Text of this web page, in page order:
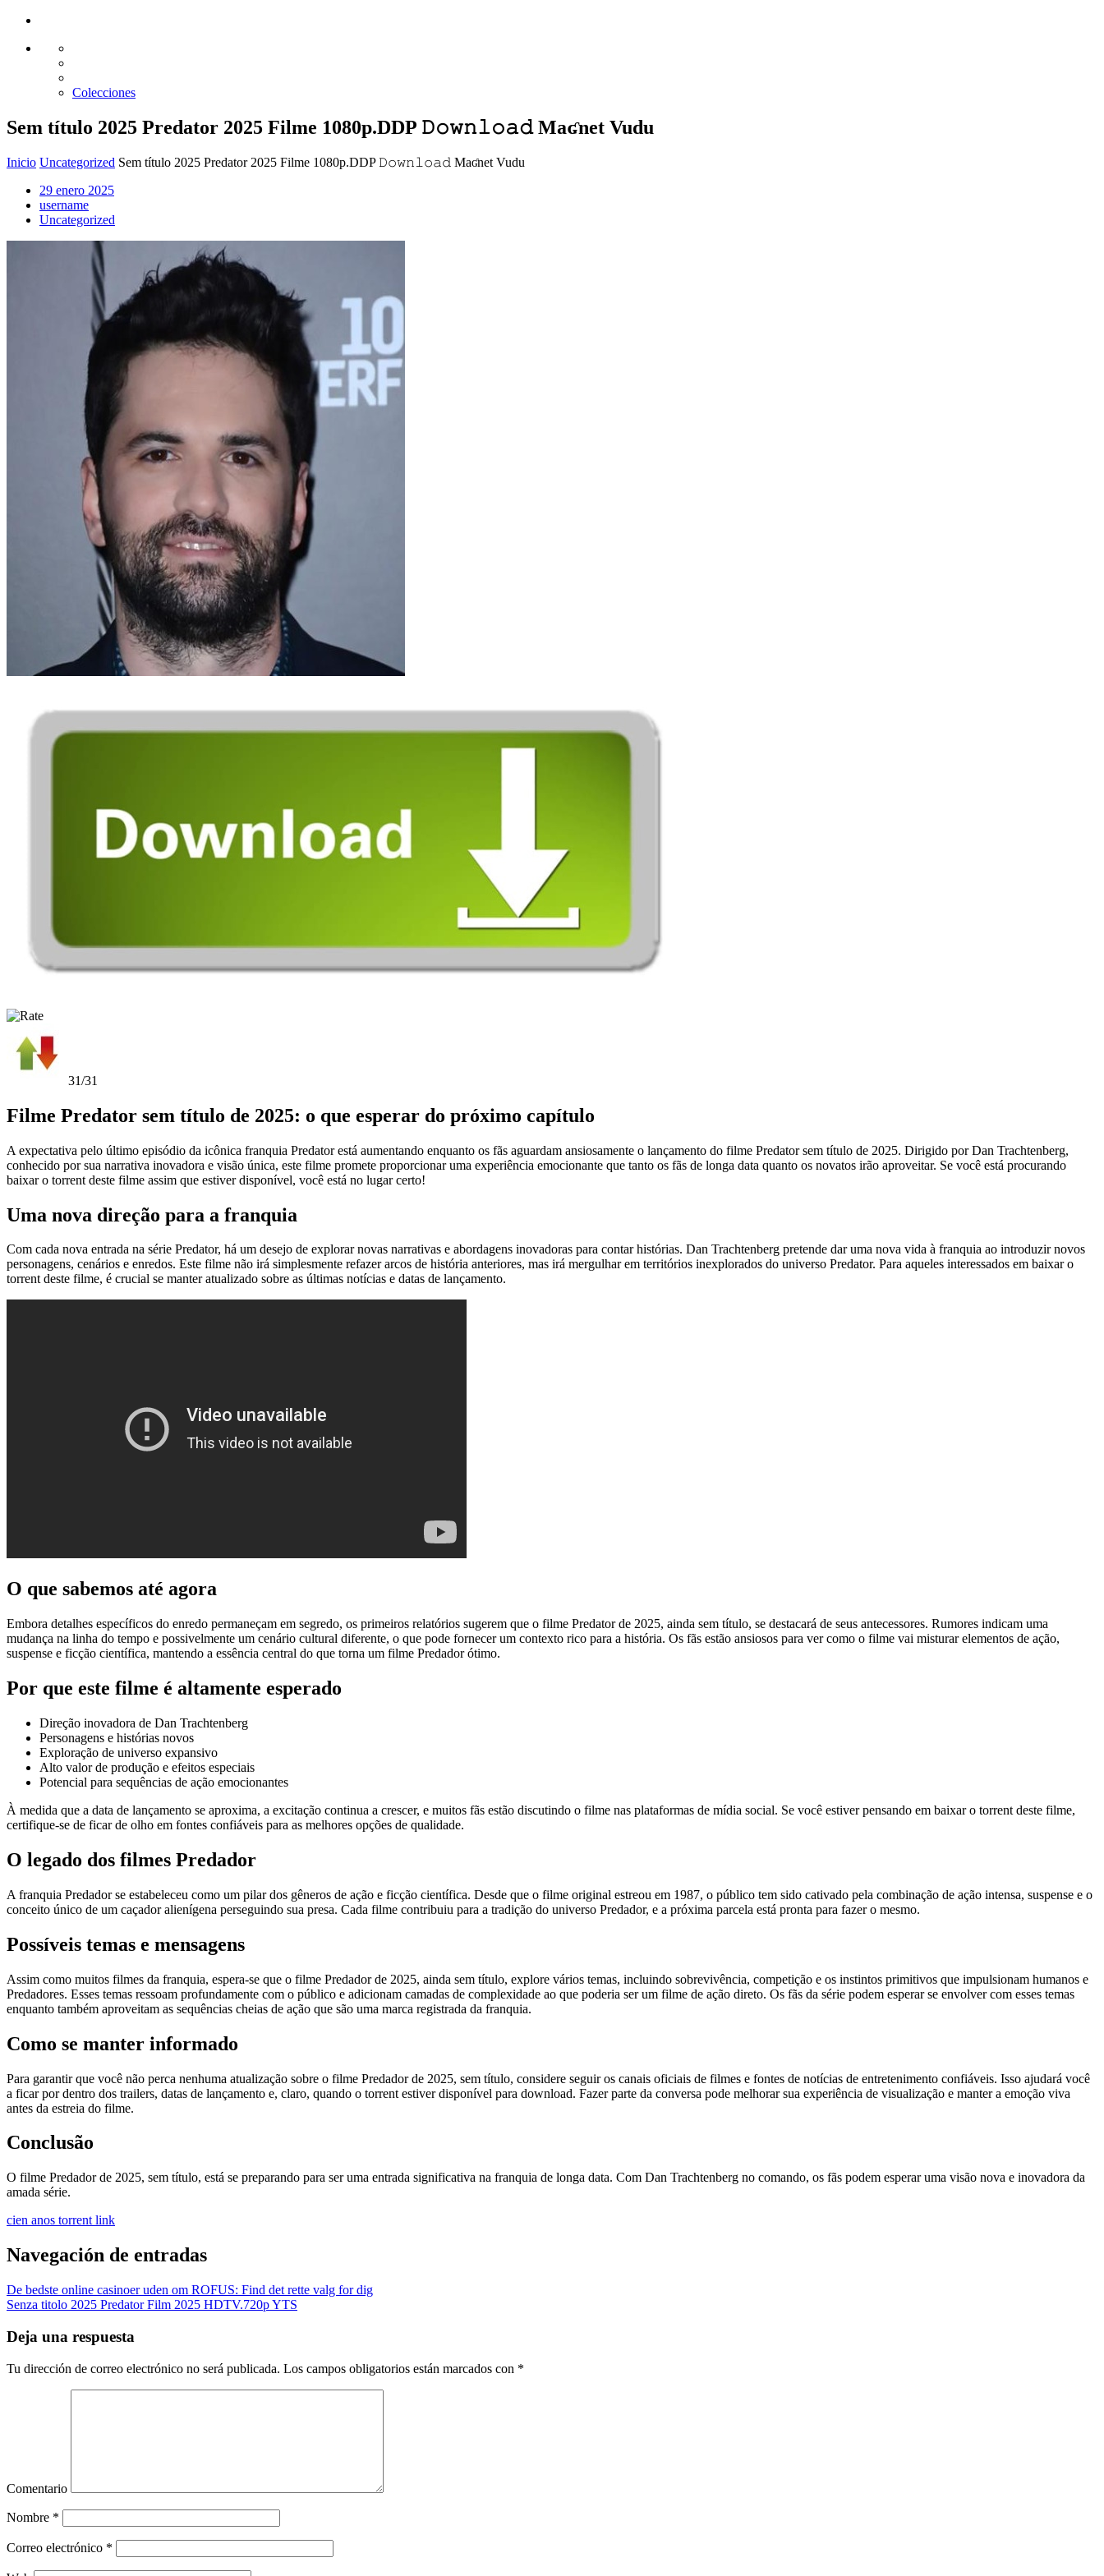
Colecciones
Sem título 2025 Predator 2025 Filme 1080p.DDP 𝙳𝚘𝚠𝚗𝚕𝚘𝚊𝚍 Maʛnet Vudu
Inicio Uncategorized Sem título 2025 Predator 2025 Filme 1080p.DDP 𝙳𝚘𝚠𝚗𝚕𝚘𝚊𝚍 Maʛnet Vudu
29 enero 2025
username
Uncategorized
31/31
Filme Predator sem título de 2025: o que esperar do próximo capítulo
A expectativa pelo último episódio da icônica franquia Predator está aumentando enquanto os fãs aguardam ansiosamente o lançamento do filme Predator sem título de 2025. Dirigido por Dan Trachtenberg,
conhecido por sua narrativa inovadora e visão única, este filme promete proporcionar uma experiência emocionante que tanto os fãs de longa data quanto os novatos irão aproveitar. Se você está procurando
baixar o torrent deste filme assim que estiver disponível, você está no lugar certo!
Uma nova direção para a franquia
Com cada nova entrada na série Predator, há um desejo de explorar novas narrativas e abordagens inovadoras para contar histórias. Dan Trachtenberg pretende dar uma nova vida à franquia ao introduzir novos
personagens, cenários e enredos. Este filme não irá simplesmente refazer arcos de história anteriores, mas irá mergulhar em territórios inexplorados do universo Predator. Para aqueles interessados ​​em baixar o
torrent deste filme, é crucial se manter atualizado sobre as últimas notícias e datas de lançamento.
O que sabemos até agora
Embora detalhes específicos do enredo permaneçam em segredo, os primeiros relatórios sugerem que o filme Predator de 2025, ainda sem título, se destacará de seus antecessores. Rumores indicam uma
mudança na linha do tempo e possivelmente um cenário cultural diferente, o que pode fornecer um contexto rico para a história. Os fãs estão ansiosos para ver como o filme vai misturar elementos de ação,
suspense e ficção científica, mantendo a essência central do que torna um filme Predador ótimo.
Por que este filme é altamente esperado
Direção inovadora de Dan Trachtenberg
Personagens e histórias novos
Exploração de universo expansivo
Alto valor de produção e efeitos especiais
Potencial para sequências de ação emocionantes
À medida que a data de lançamento se aproxima, a excitação continua a crescer, e muitos fãs estão discutindo o filme nas plataformas de mídia social. Se você estiver pensando em baixar o torrent deste filme,
certifique-se de ficar de olho em fontes confiáveis ​​para as melhores opções de qualidade.
O legado dos filmes Predador
A franquia Predador se estabeleceu como um pilar dos gêneros de ação e ficção científica. Desde que o filme original estreou em 1987, o público tem sido cativado pela combinação de ação intensa, suspense e o
conceito único de um caçador alienígena perseguindo sua presa. Cada filme contribuiu para a tradição do universo Predador, e a próxima parcela está pronta para fazer o mesmo.
Possíveis temas e mensagens
Assim como muitos filmes da franquia, espera-se que o filme Predador de 2025, ainda sem título, explore vários temas, incluindo sobrevivência, competição e os instintos primitivos que impulsionam humanos e
Predadores. Esses temas ressoam profundamente com o público e adicionam camadas de complexidade ao que poderia ser um filme de ação direto. Os fãs da série podem esperar se envolver com esses temas
enquanto também aproveitam as sequências cheias de ação que são uma marca registrada da franquia.
Como se manter informado
Para garantir que você não perca nenhuma atualização sobre o filme Predador de 2025, sem título, considere seguir os canais oficiais de filmes e fontes de notícias de entretenimento confiáveis. Isso ajudará você
a ficar por dentro dos trailers, datas de lançamento e, claro, quando o torrent estiver disponível para download. Fazer parte da conversa pode melhorar sua experiência de visualização e manter a emoção viva
antes da estreia do filme.
Conclusão
O filme Predador de 2025, sem título, está se preparando para ser uma entrada significativa na franquia de longa data. Com Dan Trachtenberg no comando, os fãs podem esperar uma visão nova e inovadora da
amada série.
cien anos torrent link
Navegación de entradas
De bedste online casinoer uden om ROFUS: Find det rette valg for dig
Senza titolo 2025 Predator Film 2025 HDTV.720p YTS
Deja una respuesta
Tu dirección de correo electrónico no será publicada. Los campos obligatorios están marcados con *
Comentario
Nombre *
Correo electrónico *